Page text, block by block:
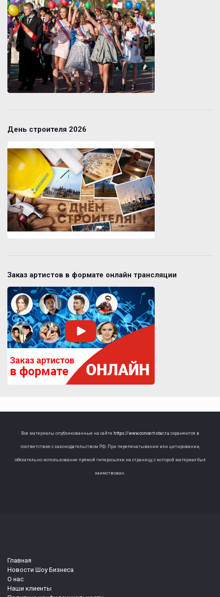
День строителя 2026
Заказ артистов в формате онлайн трансляции
Все материалы опубликованные на сайте https://www.concert-star.ru охраняются в
соответствие с законодательством РФ. При перепечатывании или цитировании,
обязательно использование прямой гиперссылки на страницу, с которой материал был
заимствован.
Главная
Новости Шоу Бизнеса
О нас
Наши клиенты